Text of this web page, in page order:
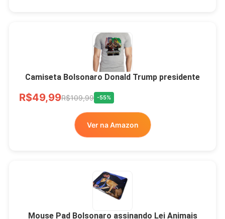
Camiseta Bolsonaro Donald Trump presidente
R$49,99R$109,99 -55%
Ver na Amazon
Mouse Pad Bolsonaro assinando Lei Animais